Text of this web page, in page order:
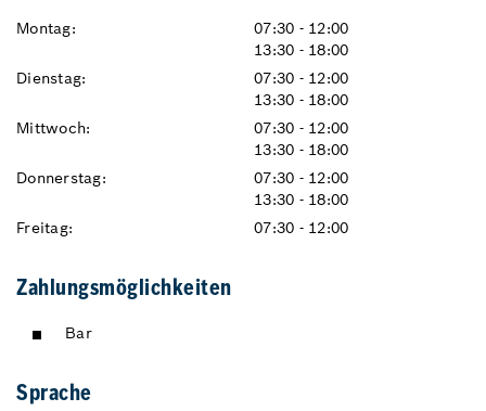
Montag:
07:30 - 12:00
13:30 - 18:00
Dienstag:
07:30 - 12:00
13:30 - 18:00
Mittwoch:
07:30 - 12:00
13:30 - 18:00
Donnerstag:
07:30 - 12:00
13:30 - 18:00
Freitag:
07:30 - 12:00
Zahlungsmöglichkeiten
Bar
Sprache